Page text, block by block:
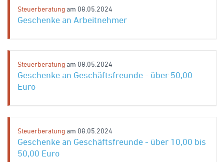
Steuerberatung am 08.05.2024
Geschenke an Arbeitnehmer
Steuerberatung am 08.05.2024
Geschenke an Geschäftsfreunde - über 50,00
Euro
Steuerberatung am 08.05.2024
Geschenke an Geschäftsfreunde - über 10,00 bis
50,00 Euro